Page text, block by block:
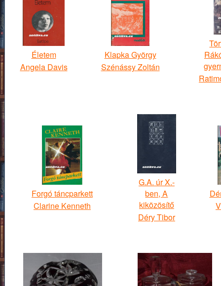
Életem
Angela Davis
Klapka György
Szénássy Zoltán
Forgó táncparkett
Clarine Kenneth
G.A. úr X.-
ben, A
kiközösítő
Déry Tibor